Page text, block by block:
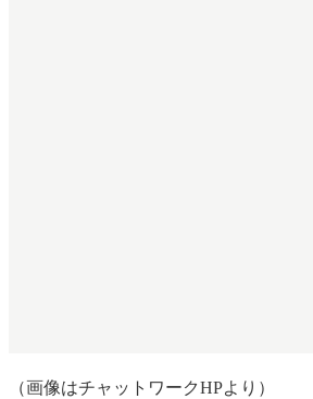
（画像はチャットワークHPより）